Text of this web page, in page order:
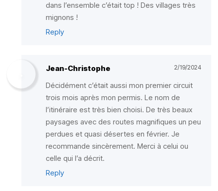
dans l’ensemble c’était top ! Des villages très
mignons !
Reply
Jean-Christophe 2/19/2024
Décidément c’était aussi mon premier circuit
trois mois après mon permis. Le nom de
l’itinéraire est très bien choisi. De très beaux
paysages avec des routes magnifiques un peu
perdues et quasi désertes en février. Je
recommande sincèrement. Merci à celui ou
celle qui l’a décrit.
Reply